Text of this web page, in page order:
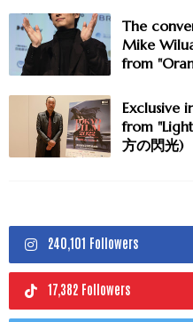
The
Mike
from
Exclusive
from
方の閃光)
240,101 Followers
17,382 Followers